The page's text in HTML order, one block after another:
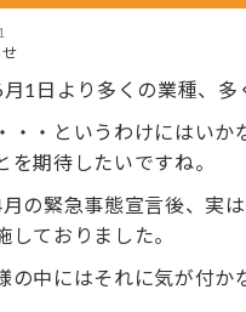
1日より多くの業種、多
・・というわけにはい
を期待したいですね。
の緊急事態宣言後、実
しておりました。
の中にはそれに気が付